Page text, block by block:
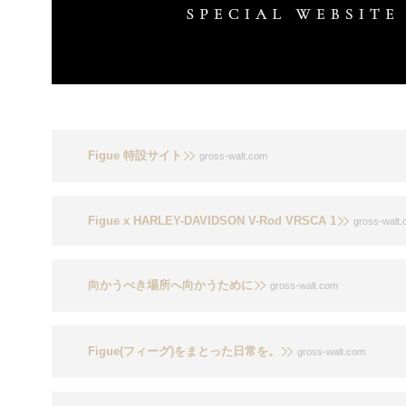
Figue 特設サイト gross-walt.com
Figue x HARLEY-DAVIDSON V-Rod VRSCA 1 gross-
向かうべき場所へ向かうために gross-walt.com
Figue(フィーグ)をまとった日常を。 gross-walt.com